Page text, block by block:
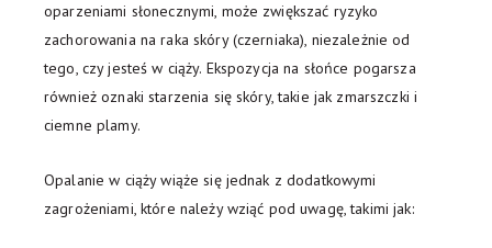
oparzeniami słonecznymi, może zwiększać ryzyko
zachorowania na raka skóry (czerniaka), niezależnie od
tego, czy jesteś w ciąży. Ekspozycja na słońce pogarsza
również oznaki starzenia się skóry, takie jak zmarszczki i
ciemne plamy.
Opalanie w ciąży wiąże się jednak z dodatkowymi
zagrożeniami, które należy wziąć pod uwagę, takimi jak: